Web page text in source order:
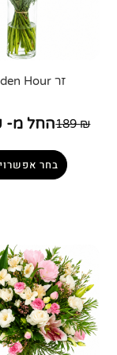
זר Golden Hour
189₪ החל מ-
בחר